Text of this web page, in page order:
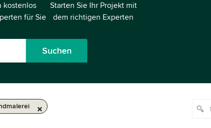
kostenlos
für Sie
Starten Sie Ihr Projekt mit
dem richtigen Experten
Suchen